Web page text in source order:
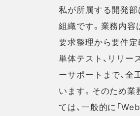
私が所属する開発部
組織です。業務内容
要求整理から要件定
単体テスト、リリー
ーサポートまで、全
います。そのため業
ては、一般的に「